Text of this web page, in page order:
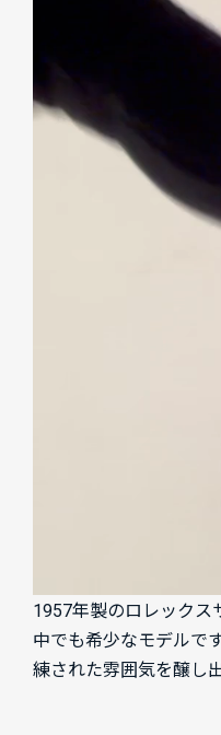
1957年製のロレックス
中でも希少なモデルで
練された雰囲気を醸し